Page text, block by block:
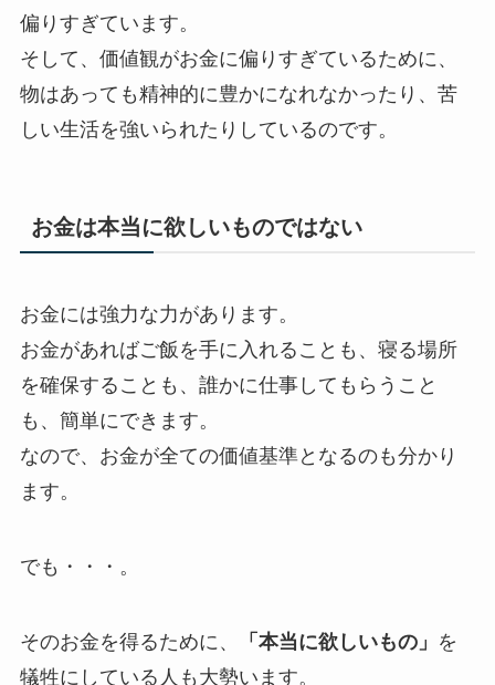
偏りすぎています。
そして、価値観がお金に偏りすぎているために、
物はあっても精神的に豊かになれなかったり、苦
しい生活を強いられたりしているのです。
お金は本当に欲しいものではない
お金には強力な力があります。
お金があればご飯を手に入れることも、寝る場所
を確保することも、誰かに仕事してもらうこと
も、簡単にできます。
なので、お金が全ての価値基準となるのも分かり
ます。
でも・・・。
そのお金を得るために、 「本当に欲しいもの」 を
犠牲にしている人も大勢います。